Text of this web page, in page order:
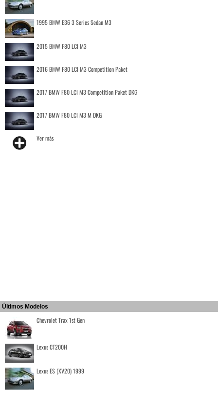
1995 BMW E36 3 Series Sedan M3
2015 BMW F80 LCI M3
2016 BMW F80 LCI M3 Competition Paket
2017 BMW F80 LCI M3 Competition Paket DKG
2017 BMW F80 LCI M3 M DKG
Ver más
Últimos Modelos
Chevrolet Trax 1st Gen
Lexus CT200H
Lexus ES (XV20) 1999